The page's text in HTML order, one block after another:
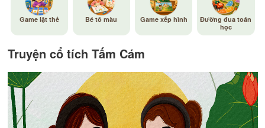
Game lật thẻ Bé tô màu Game xếp hình
Đường đua toán
học
Truyện cổ tích Tấm Cám